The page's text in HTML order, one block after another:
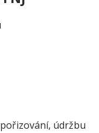
údržbu